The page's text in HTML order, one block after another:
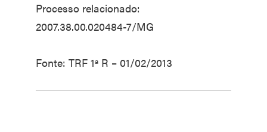
Processo relacionado:
2007.38.00.020484-7/MG
Fonte: TRF 1ª R – 01/02/2013